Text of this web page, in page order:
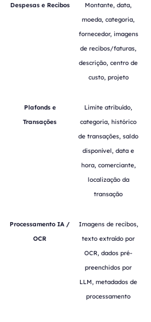
Despesas e Recibos
Montante, data,
moeda, categoria,
fornecedor, imagens
de recibos/faturas,
descrição, centro de
custo, projeto
Limite atribuído,
categoria, histórico
de transações, saldo
disponível, data e
hora, comerciante,
localização da
transação
Plafonds e
Transações
Processamento IA /
OCR
Imagens de recibos,
texto extraído por
OCR, dados pré-
preenchidos por
LLM, metadados de
processamento